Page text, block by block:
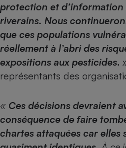
protection et d’information
riverains. Nous
que ces populations
réellement à l’abri des
expositions aux pesticides.
représentants des
« Ces décisions devraient
conséquence de faire
chartes attaquées car elles